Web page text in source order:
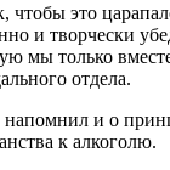
чтобы это
и творчески
мы только
отдела.
и о
к алкоголю.